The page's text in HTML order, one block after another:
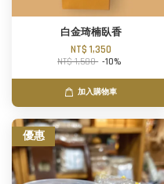
白金琦楠臥香
NT$ 1,350
NT$ 1,500 -10%
加入購物車
優惠